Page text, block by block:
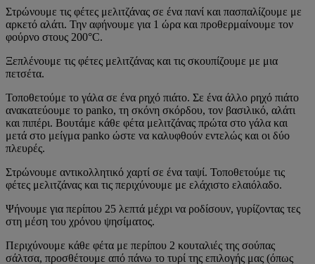
Στρώνουμε τις φέτες μελιτζάνας σε ένα πανί και πασπαλίζουμε με
αρκετό αλάτι. Την αφήνουμε για 1 ώρα και προθερμαίνουμε τον
φούρνο στους 200°C.
Ξεπλένουμε τις φέτες μελιτζάνας και τις σκουπίζουμε με μια
πετσέτα.
Τοποθετούμε το γάλα σε ένα ρηχό πιάτο. Σε ένα άλλο ρηχό πιάτο
ανακατεύουμε το panko, τη σκόνη σκόρδου, τον βασιλικό, αλάτι
και πιπέρι. Βουτάμε κάθε φέτα μελιτζάνας πρώτα στο γάλα και
μετά στο μείγμα panko ώστε να καλυφθούν εντελώς και οι δύο
πλευρές.
Στρώνουμε αντικολλητικό χαρτί σε ένα ταψί. Τοποθετούμε τις
φέτες μελιτζάνας και τις περιχύνουμε με ελάχιστο ελαιόλαδο.
Ψήνουμε για περίπου 25 λεπτά μέχρι να ροδίσουν, γυρίζοντας τες
στη μέση του χρόνου ψησίματος.
Περιχύνουμε κάθε φέτα με περίπου 2 κουταλιές της σούπας
σάλτσα, προσθέτουμε από πάνω το τυρί της επιλογής μας (όπως